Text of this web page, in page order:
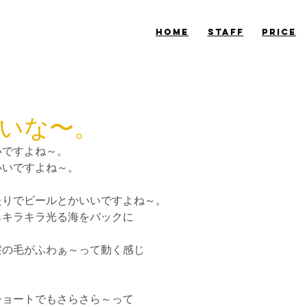
​HOME ​STAFF ​PRICE
な〜。
すよね～。
ですよね～。
でビールとかいいですよね～。
ラキラ光る海をバックに
毛がふわぁ～って動く感じ
ートでもさらさら～って